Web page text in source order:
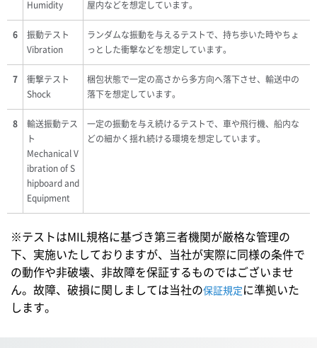
Humidity 屋内などを想定しています。
6
振動テスト
Vibration
ランダムな振動を与えるテストで、持ち歩いた時やちょ
っとした衝撃などを想定しています。
7
衝撃テスト
Shock
梱包状態で一定の高さから多方向へ落下させ、輸送中の
落下を想定しています。
8
輸送振動テス
ト
Mechanical V
ibration of S
hipboard and
Equipment
一定の振動を与え続けるテストで、車や飛行機、船内な
どの細かく揺れ続ける環境を想定しています。
※テストはMIL規格に基づき第三者機関が厳格な管理の
下、実施いたしておりますが、当社が実際に同様の条件で
の動作や非破壊、非故障を保証するものではございませ
ん。故障、破損に関しましては当社の保証規定に準拠いた
します。